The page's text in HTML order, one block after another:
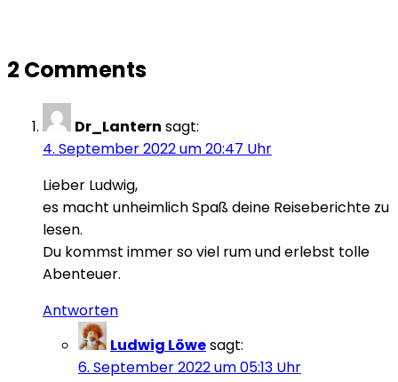
2 Comments
Dr_Lantern sagt:
4. September 2022 um 20:47 Uhr
Lieber Ludwig,
es macht unheimlich Spaß deine Reiseberichte zu
lesen.
Du kommst immer so viel rum und erlebst tolle
Abenteuer.
Antworten
Ludwig Löwesagt:
6. September 2022 um 05:13 Uhr